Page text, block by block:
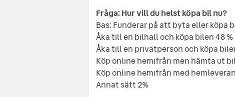
Fråga: Hur vill du helst köpa bil nu?
Bas: Funderar på att byta eller köpa
Åka till en bilhall och köpa bilen 48 %
Åka till en privatperson och köpa
Köp online hemifrån men hämta ut
Köp online hemifrån med
Annat sätt 2%